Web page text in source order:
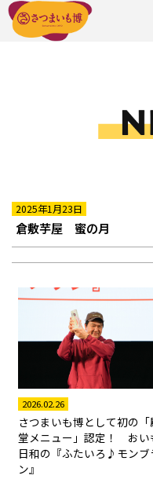
2025年1月23日
倉敷芋屋 蜜の月
2026.02.26
さつまいも博として初の「
堂メニュー」認定！ おい
日和の『ふたいろ♪モンブ
ン』